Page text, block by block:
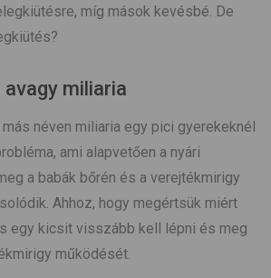
míg mások kevésbé. De
miliaria
néven miliaria egy pici gyerekeknél
ami alapvetően a nyári
a babák bőrén és a verejtékmirigy
Ahhoz, hogy megértsük miért
egy kicsit visszább kell lépni és meg
működését.